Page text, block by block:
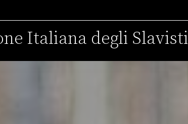
Italiana degli Slavisti